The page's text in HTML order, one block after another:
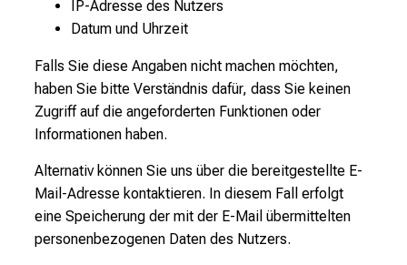
IP-Adresse des Nutzers
Datum und Uhrzeit
Falls Sie diese Angaben nicht machen möchten,
haben Sie bitte Verständnis dafür, dass Sie keinen
Zugriff auf die angeforderten Funktionen oder
Informationen haben.
Alternativ können Sie uns über die bereitgestellte E-
Mail-Adresse kontaktieren. In diesem Fall erfolgt
eine Speicherung der mit der E-Mail übermittelten
personenbezogenen Daten des Nutzers.